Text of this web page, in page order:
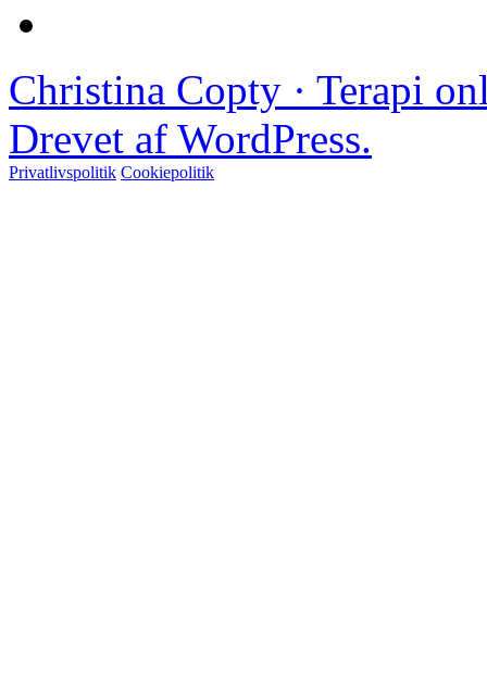
Christina Copty · Terapi
Drevet af WordPress.
Privatlivspolitik Cookiepolitik